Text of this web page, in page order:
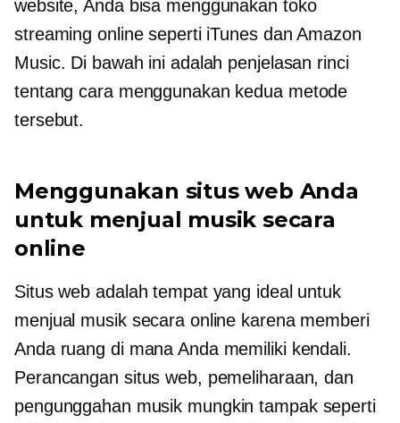
website, Anda bisa menggunakan toko
streaming online seperti iTunes dan Amazon
Music. Di bawah ini adalah penjelasan rinci
tentang cara menggunakan kedua metode
tersebut.
Menggunakan situs web Anda
untuk menjual musik secara
online
Situs web adalah tempat yang ideal untuk
menjual musik secara online karena memberi
Anda ruang di mana Anda memiliki kendali.
Perancangan situs web, pemeliharaan, dan
pengunggahan musik mungkin tampak seperti